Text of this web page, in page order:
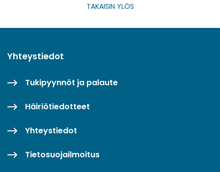
TAKAISIN YLÖS
Yhteystiedot
Tukipyynnöt ja palaute
Häiriötiedotteet
Yhteystiedot
Tietosuojailmoitus